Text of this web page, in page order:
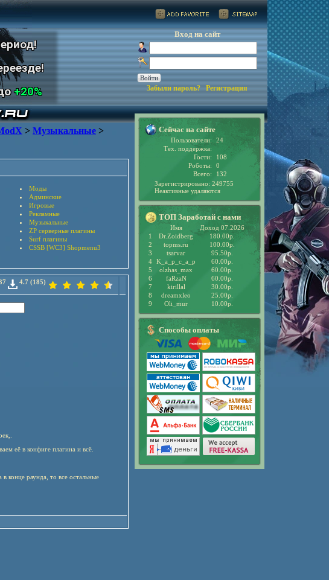
+20%
> Музыкальные >
Моды
Админские
Игровые
Рекламные
Музыкальные
ZP серверные плагины
Surf плагины
CSSB [WC3] Shopmenu3
4.7 (185)
её в конфиге плагина и всё.
конце раунда, то все остальные
Вход на сайт
Забыли пароль? Регистрация
Сейчас на сайте
Пользователи:
24
Тех. поддержка:
Гости:
108
Роботы:
0
Всего:
132
Зарегистрировано: 249755
Неактивные удаляются
ТОП Заработай с нами
Имя
Доход 07.2026
1
Dr.Zoidberg
180.00р.
2
topms.ru
100.00р.
3
tsarvar
95.50р.
4 K_a_p_c_a_p
60.00р.
5
olzhas_max
60.00р.
6
faRzaN
60.00р.
7
kirillal
30.00р.
8
dreamxleo
25.00р.
9
Oli_mur 10.00р.
Способы оплаты